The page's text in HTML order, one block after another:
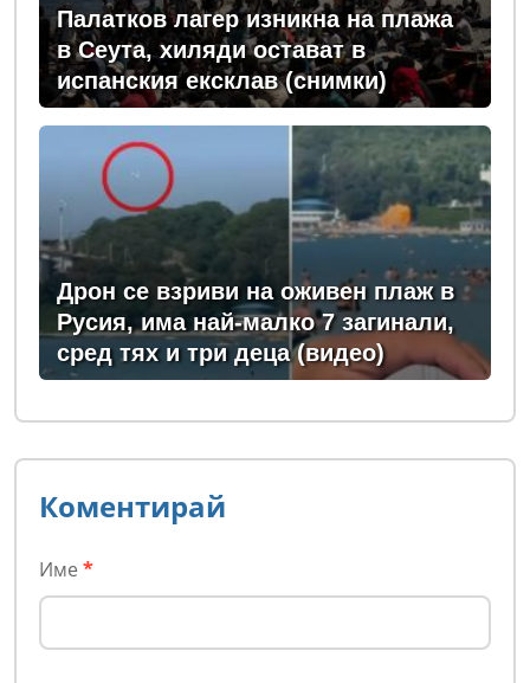
Палатков лагер изникна на плажа
в Сеута, хиляди остават в
испанския ексклав (снимки)
Дрон се взриви на оживен плаж в
Русия, има най-малко 7 загинали,
сред тях и три деца (видео)
Коментирай
Име *